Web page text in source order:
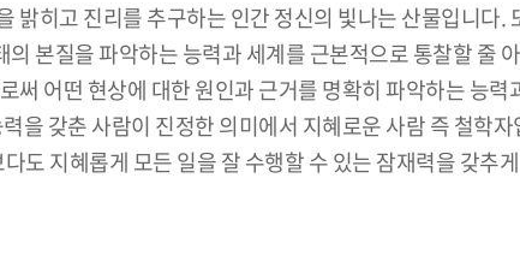
밝히고 진리를 추구하는 인간 정신의 빛나는 산물입니다
본질을 파악하는 능력과 세계를 근본적으로 통찰할 줄
써 어떤 현상에 대한 원인과 근거를 명확히 파악하는 능
을 갖춘 사람이 진정한 의미에서 지혜로운 사람 즉 철학
도 지혜롭게 모든 일을 잘 수행할 수 있는 잠재력을 갖추